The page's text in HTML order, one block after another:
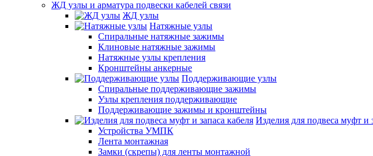
ЖД узлы и арматура подвески кабелей связи
ЖД узлы
Натяжные узлы
Спиральные натяжные зажимы
Клиновые натяжные зажимы
Натяжные узлы крепления
Кронштейны анкерные
Поддерживающие узлы
Спиральные поддерживающие зажимы
Узлы крепления поддерживающие
Поддерживающие зажимы и кронштейны
Изделия для подвеса муфт и
Устройства УМПК
Лента монтажная
Замки (скрепы) для ленты монтажной